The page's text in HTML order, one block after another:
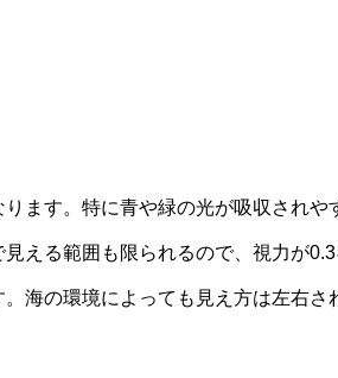
ます。特に青や緑の光が吸収されや
える範囲も限られるので、視力が
海の環境によっても見え方は左右さ